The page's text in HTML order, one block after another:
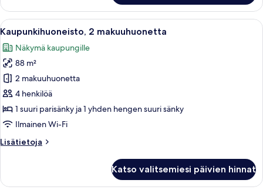
3
makuuhuonetta
Avaa
kaikki
huonetyypin
Kaupunkihuoneisto,
2
makuuhuonetta
kuvat
Kaupunkihuoneisto, 2
30
Kaupunkihuoneisto, 2 makuuhuonetta
Näkymä kaupungille
88 m²
2 makuuhuonetta
4 henkilöä
1 suuri parisänky ja 1 yhden hengen suuri sänky
Ilmainen Wi-Fi
Lisätietoja
Lisätietoja
makuuhuonetta
Katso valitsemiesi päivien hinnat